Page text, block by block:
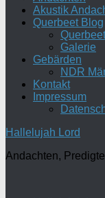
Akustik
Querbeet Blog
Galerie
Gebärden
NDR
Kontakt
Impressum
Hallelujah Lord
Andachten,